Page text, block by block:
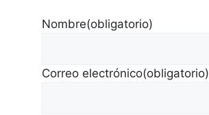
Nombre(obligatorio)
Correo electrónico(obligatorio)